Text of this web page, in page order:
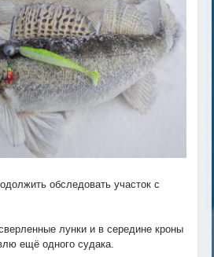
обследовать участок с
лунки и в середине кроны
ещё одного судака.